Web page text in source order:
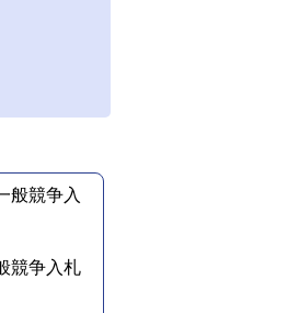
般競争入
競争入札